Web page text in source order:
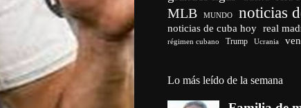
MLB MUNDO noticias
noticias de cuba hoy real
régimen cubano Trump Ucrania
Lo más leído de la semana